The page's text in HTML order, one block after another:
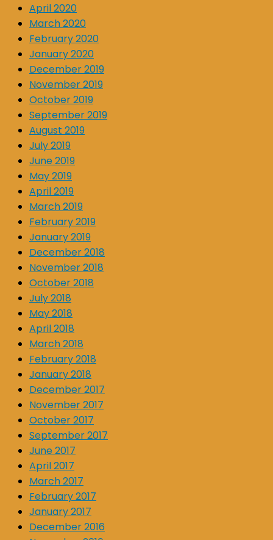
April 2020
March 2020
February 2020
January 2020
December 2019
November 2019
October 2019
September 2019
August 2019
July 2019
June 2019
May 2019
April 2019
March 2019
February 2019
January 2019
December 2018
November 2018
October 2018
July 2018
May 2018
April 2018
March 2018
February 2018
January 2018
December 2017
November 2017
October 2017
September 2017
June 2017
April 2017
March 2017
February 2017
January 2017
December 2016